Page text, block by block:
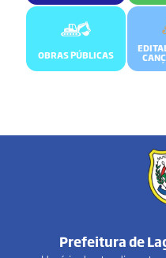
OBRAS PÚBLICAS
Prefeitura de